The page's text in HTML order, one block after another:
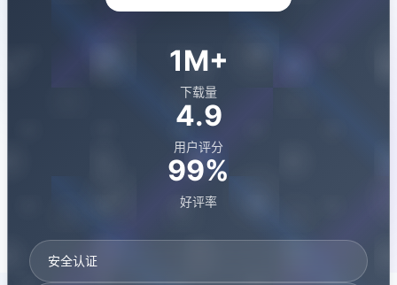
1M+
下载量
4.9
用户评分
99%
好评率
安全认证